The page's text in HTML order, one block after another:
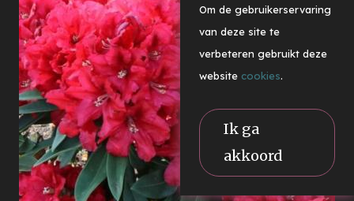
Om de gebruikerservaring
van deze site te
verbeteren gebruikt deze
website cookies.
Ik ga
akkoord